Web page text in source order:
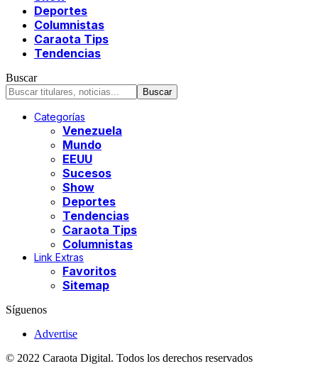
Deportes
Columnistas
Caraota Tips
Tendencias
Buscar
Categorías
Venezuela
Mundo
EEUU
Sucesos
Show
Deportes
Tendencias
Caraota Tips
Columnistas
Link Extras
Favoritos
Sitemap
Síguenos
Advertise
© 2022 Caraota Digital. Todos los derechos reservados